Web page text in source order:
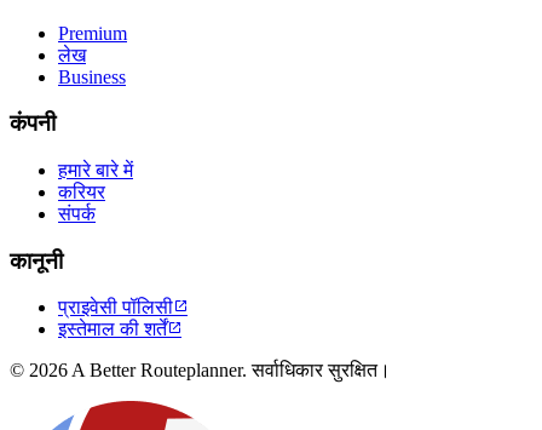
Premium
लेख
Business
कंपनी
हमारे बारे में
करियर
संपर्क
कानूनी
प्राइवेसी पॉलिसी
इस्तेमाल की शर्तें
© 2026 A Better Routeplanner. सर्वाधिकार सुरक्षित।